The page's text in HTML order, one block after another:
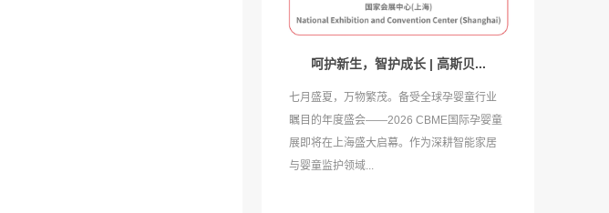
呵护新生，智护成长 | 高斯贝...
七月盛夏，万物繁茂。备受全球孕婴童行业
瞩目的年度盛会——2026 CBME国际孕婴童
展即将在上海盛大启幕。作为深耕智能家居
与婴童监护领域...